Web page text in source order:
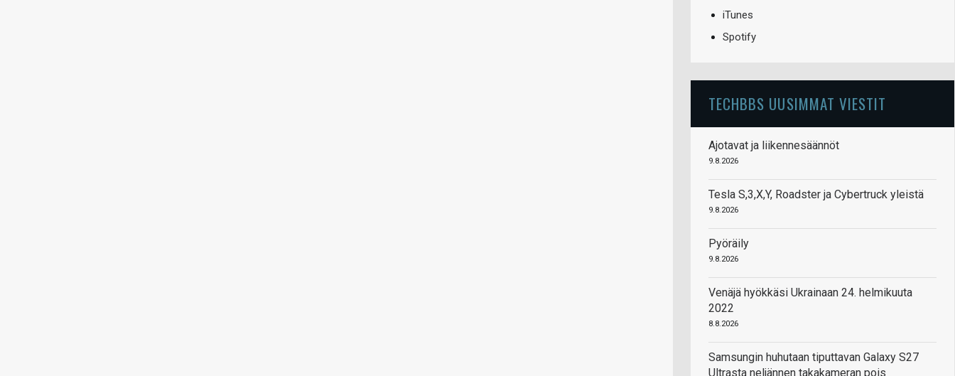
iTunes
Spotify
TECHBBS UUSIMMAT VIESTIT
Ajotavat ja liikennesäännöt
9.8.2026
Tesla S,3,X,Y, Roadster ja Cybertruck yleistä
9.8.2026
Pyöräily
9.8.2026
Venäjä hyökkäsi Ukrainaan 24. helmikuuta
2022
8.8.2026
Samsungin huhutaan tiputtavan Galaxy S27
Ultrasta neljännen takakameran pois